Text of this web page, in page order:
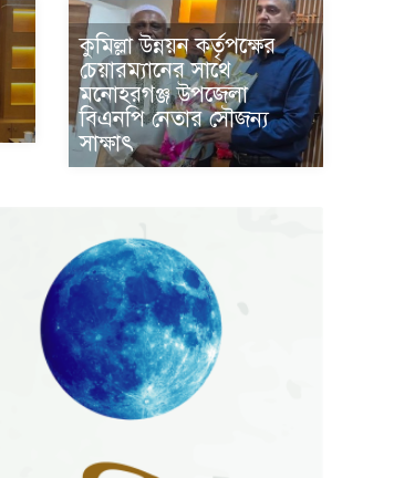
কুমিল্লা উন্নয়ন কর্তৃপক্ষের
চেয়ারম্যানের সাথে
মনোহরগঞ্জ উপজেলা
বিএনপি নেতার সৌজন্য
সাক্ষাৎ